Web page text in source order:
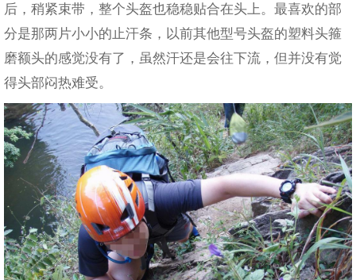
后，稍紧束带，整个头盔也稳稳贴合在头上。最喜欢的部
分是那两片小小的止汗条，以前其他型号头盔的塑料头箍
磨额头的感觉没有了，虽然汗还是会往下流，但并没有觉
得头部闷热难受。